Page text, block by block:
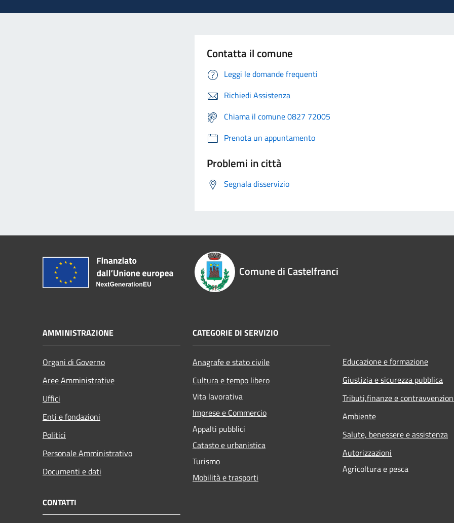
Contatta il comune
Leggi le domande frequenti
Richiedi Assistenza
Chiama il comune 0827 72005
Prenota un appuntamento
Problemi in città
Segnala disservizio
Comune di Castelfranci
AMMINISTRAZIONE
Organi di Governo
Aree Amministrative
Uffici
Enti e fondazioni
Politici
Personale Amministrativo
Documenti e dati
CATEGORIE DI SERVIZIO
Anagrafe e stato civile
Cultura e tempo libero
Vita lavorativa
Imprese e Commercio
Appalti pubblici
Catasto e urbanistica
Turismo
Mobilità e trasporti
Educazione e formazione
Giustizia e sicurezza pubblica
Tributi,finanze e
Ambiente
Salute, benessere e assistenza
Autorizzazioni
Agricoltura e pesca
CONTATTI